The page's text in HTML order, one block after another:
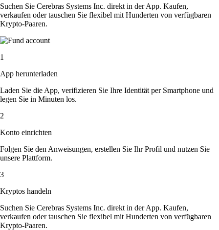
Suchen Sie Cerebras Systems Inc. direkt in der App. Kaufen,
verkaufen oder tauschen Sie flexibel mit Hunderten von verfügbaren
Krypto-Paaren.
1
App herunterladen
Laden Sie die App, verifizieren Sie Ihre Identität per Smartphone und
legen Sie in Minuten los.
2
Konto einrichten
Folgen Sie den Anweisungen, erstellen Sie Ihr Profil und nutzen Sie
unsere Plattform.
3
Kryptos handeln
Suchen Sie Cerebras Systems Inc. direkt in der App. Kaufen,
verkaufen oder tauschen Sie flexibel mit Hunderten von verfügbaren
Krypto-Paaren.